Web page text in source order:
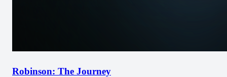
Robinson: The Journey